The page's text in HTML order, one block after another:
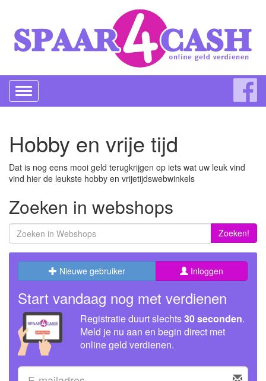
Toggle
navigation
Hobby en vrije tijd
Dat is nog eens mooi geld terugkrijgen op iets wat uw leuk vind
vind hier de leukste hobby en vrijetijdswebwinkels
Zoeken in webshops
Zoeken!
Nieuwe gebruiker Inloggen
Start vandaag nog met verdienen
Registratie duurt slechts30 seconden.
Meld je nu aan en begin direct met
online geld verdienen.